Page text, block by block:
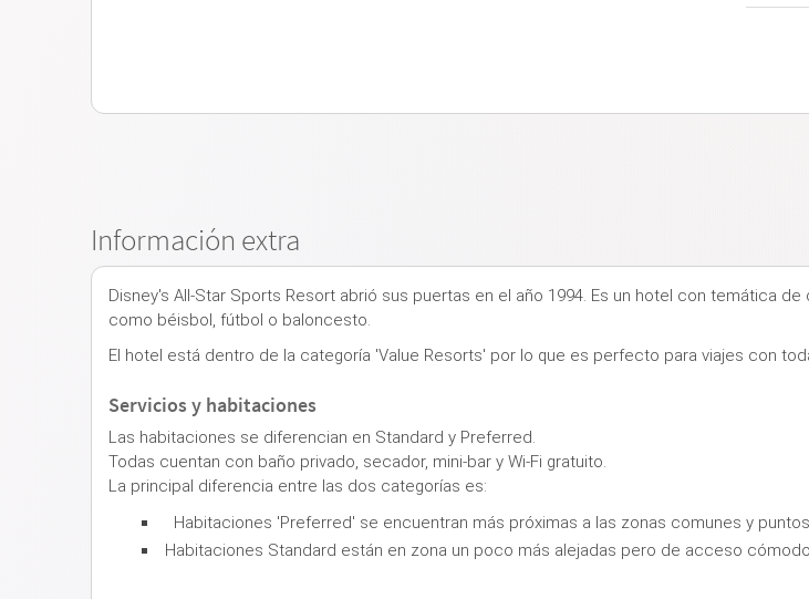
Información extra
Disney's All-Star Sports Resort abrió sus puertas en el año 1994. Es un hotel con temática
como béisbol, fútbol o baloncesto.
El hotel está dentro de la categoría 'Value Resorts' por lo que es perfecto para viajes con
Servicios y habitaciones
Las habitaciones se diferencian en Standard y Preferred.
Todas cuentan con baño privado, secador, mini-bar y Wi-Fi gratuito.
La principal diferencia entre las dos categorías es:
Habitaciones 'Preferred' se encuentran más próximas a las zonas comunes y
Habitaciones Standard están en zona un poco más alejadas pero de acceso